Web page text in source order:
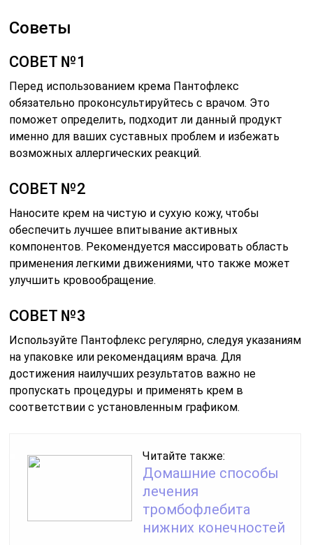
Советы
СОВЕТ №1
Перед использованием крема Пантофлекс
обязательно проконсультируйтесь с врачом. Это
поможет определить, подходит ли данный продукт
именно для ваших суставных проблем и избежать
возможных аллергических реакций.
СОВЕТ №2
Наносите крем на чистую и сухую кожу, чтобы
обеспечить лучшее впитывание активных
компонентов. Рекомендуется массировать область
применения легкими движениями, что также может
улучшить кровообращение.
СОВЕТ №3
Используйте Пантофлекс регулярно, следуя указаниям
на упаковке или рекомендациям врача. Для
достижения наилучших результатов важно не
пропускать процедуры и применять крем в
соответствии с установленным графиком.
Читайте также:
Домашние способы
лечения
тромбофлебита
нижних конечностей